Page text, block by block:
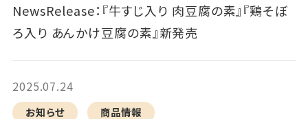
NewsRelease：『牛すじ入り 肉豆腐の素』『鶏そぼ
ろ入り あんかけ豆腐の素』新発売
2025.07.24
お知らせ 商品情報